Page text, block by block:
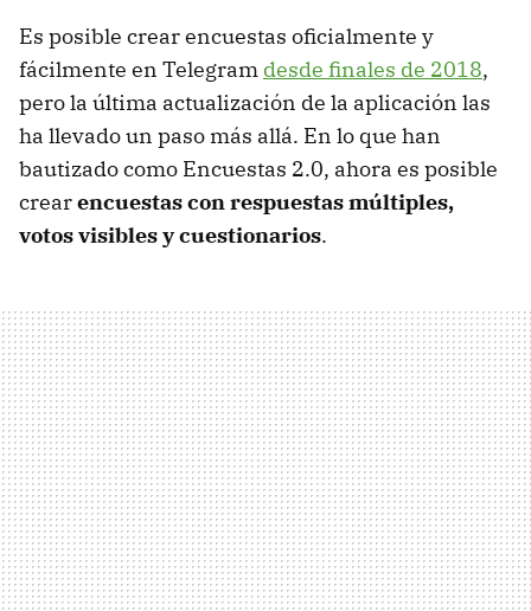
Es posible crear encuestas oficialmente y
fácilmente en Telegram desde finales de 2018,
pero la última actualización de la aplicación las
ha llevado un paso más allá. En lo que han
bautizado como Encuestas 2.0, ahora es posible
crearencuestas con respuestas múltiples,
votos visibles y cuestionarios.